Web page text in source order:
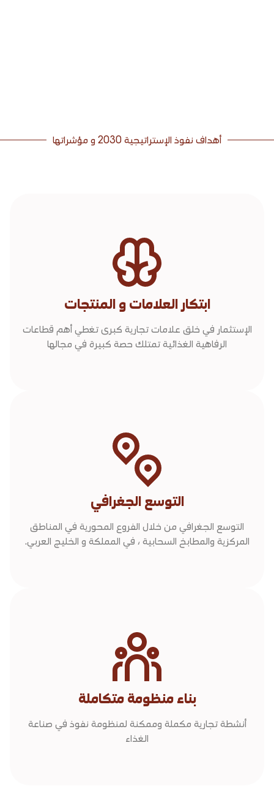
أهداف نفوذ الإستراتيجية 2030 و مؤشراتها
ابتكار العلامات و المنتجات
الإستثمار في خلق علامات تجارية كبرى تغطي أهم قطاعات
الرفاهية الغذائية تمتلك حصة كبيرة في مجالها
التوسع الجغرافي
التوسع الجغرافي من خلال الفروع المحورية في المناطق
المركزية والمطابخ السحابية ، في المملكة و الخليج العربي.
بناء منظومة متكاملة
أنشطة تجارية مكملة وممكنة لمنظومة نفوذ في صناعة
الغذاء